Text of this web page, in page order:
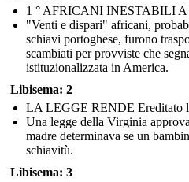
1 ° AFRICANI INESTABILI
"Venti e dispari" africani,
schiavi portoghese, furono
scambiati per provviste che
istituzionalizzata in America.
Libisema: 2
LA LEGGE RENDE Ereditato
Una legge della Virginia
madre determinava se un
schiavitù.
Libisema: 3